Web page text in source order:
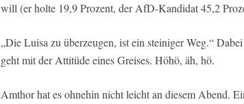
will (er holte 19,9 Prozent, der AfD-Kandidat 45,2
„Die Luisa zu überzeugen, ist ein steiniger Weg.“
geht mit der Attitüde eines Greises. Höhö, äh, hö.
Amthor hat es ohnehin nicht leicht an diesem Abend.